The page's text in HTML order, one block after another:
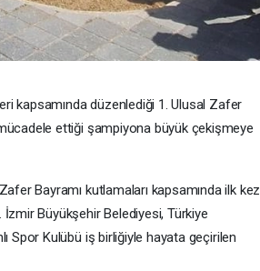
kapsamında düzenlediği 1. Ulusal Zafer
ettiği şampiyona büyük çekişmeye
Bayramı kutlamaları kapsamında ilk kez
İzmir Büyükşehir Belediyesi, Türkiye
Spor Kulübü iş birliğiyle hayata geçirilen